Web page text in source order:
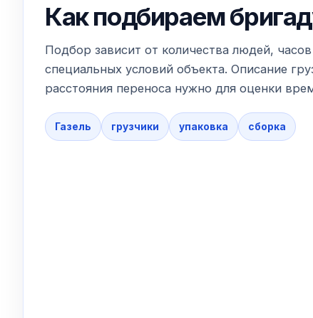
Как подбираем
Подбор зависит от количества людей,
специальных условий объекта. Описание
расстояния переноса нужно для оценки
Газель грузчики упаковка сборка